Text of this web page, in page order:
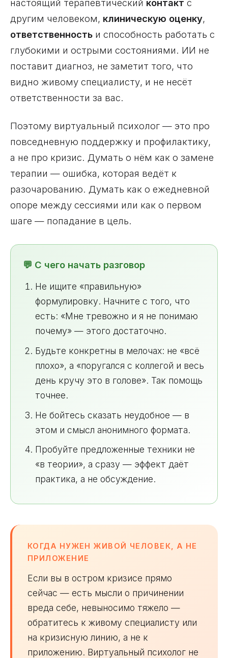
настоящий терапевтический контакт с
другим человеком, клиническую оценку,
ответственность и способность работать с
глубокими и острыми состояниями. ИИ не
поставит диагноз, не заметит того, что
видно живому специалисту, и не несёт
ответственности за вас.
Поэтому виртуальный психолог — это про
повседневную поддержку и профилактику,
а не про кризис. Думать о нём как о замене
терапии — ошибка, которая ведёт к
разочарованию. Думать как о ежедневной
опоре между сессиями или как о первом
шаге — попадание в цель.
💬 С чего начать разговор
Не ищите «правильную»
формулировку. Начните с того, что
есть: «Мне тревожно и я не понимаю
почему» — этого достаточно.
Будьте конкретны в мелочах: не «всё
плохо», а «поругался с коллегой и весь
день кручу это в голове». Так помощь
точнее.
Не бойтесь сказать неудобное — в
этом и смысл анонимного формата.
Пробуйте предложенные техники не
«в теории», а сразу — эффект даёт
практика, а не обсуждение.
КОГДА НУЖЕН ЖИВОЙ ЧЕЛОВЕК, А НЕ
ПРИЛОЖЕНИЕ
Если вы в остром кризисе прямо
сейчас — есть мысли о причинении
вреда себе, невыносимо тяжело —
обратитесь к живому специалисту или
на кризисную линию, а не к
приложению. Виртуальный психолог не